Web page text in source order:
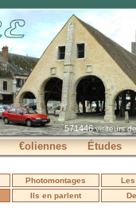
571446visiteurs
€oliennes Études
Photomontages
Ils en parlent